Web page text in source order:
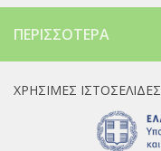
ΠΕΡΙΣΣΌΤΕΡΑ
ΧΡΉΣΙΜΕΣ ΙΣΤΟΣΕΛΊΔΕΣ